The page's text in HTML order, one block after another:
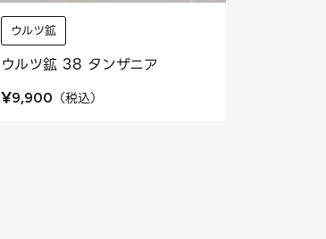
ウルツ鉱
ウルツ鉱 38 タンザニア
¥9,900 （税込）